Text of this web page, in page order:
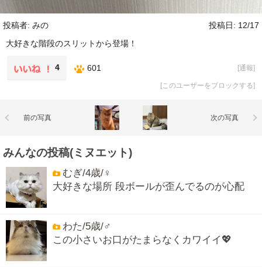
投稿者: みの
投稿日: 12/17
大好きな階段のスリットから登場！
4 601 [通報]
[このユーザーをブロックする]
前の写真 次の写真
みんなの投稿(ミヌエット)
むぎ/4歳/♀
大好きな場所 段ボールが歪んでるのが心配
わた/5歳/♂
この小さいお口がたまらなくカワイイ💖